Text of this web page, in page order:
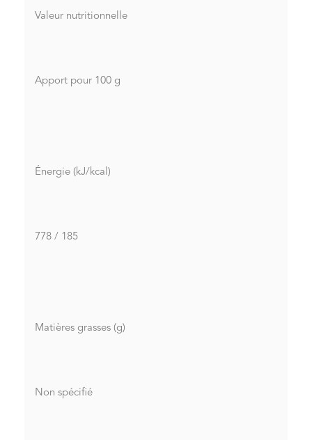
Valeur nutritionnelle
Apport pour 100 g
Énergie (kJ/kcal)
778 / 185
Matières grasses (g)
Non spécifié